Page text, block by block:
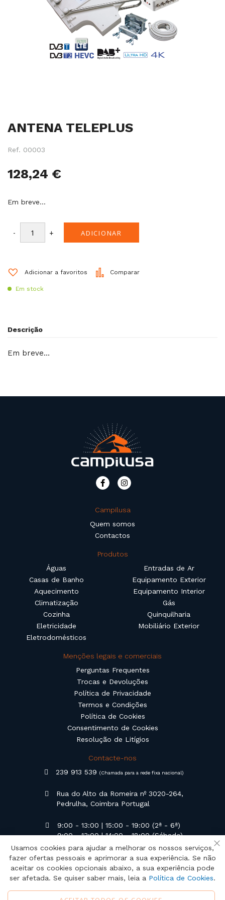
ANTENA TELEPLUS
Ref. 00003
128,24 €
Em breve…
- + ADICIONAR
Adicionar a favoritos Comparar
Em stock
para
início
de
Descrição
Em breve…
Campilusa
Quem somos
Contactos
Produtos
Águas
Casas de Banho
Aquecimento
Climatização
Cozinha
Eletricidade
Eletrodomésticos
Entradas de Ar
Equipamento Exterior
Equipamento Interior
Gás
Quinquilharia
Mobiliário Exterior
Menções legais e comerciais
Perguntas Frequentes
Trocas e Devoluções
Política de Privacidade
Termos e Condições
Política de Cookies
Consentimento de Cookies
Resolução de Litígios
Contacte-nos
239 913 539(Chamada para a rede fixa nacional)
Rua do Alto da Romeira nº 3020-264,
Pedrulha, Coimbra Portugal
9:00 - 13:00 | 15:00 - 19:00 (2ª - 6ª)
9:00 - 13:00 | 14:00 - 18:00 (Sábado)
geral@campilusa.pt
Usamos cookies para ajudar a melhorar os nossos serviços,
fazer ofertas pessoais e aprimorar a sua experiência. Se não
aceitar os cookies opcionais abaixo, a sua experiência pode
ser afetada. Se quiser saber mais, leia a Política de Cookies.